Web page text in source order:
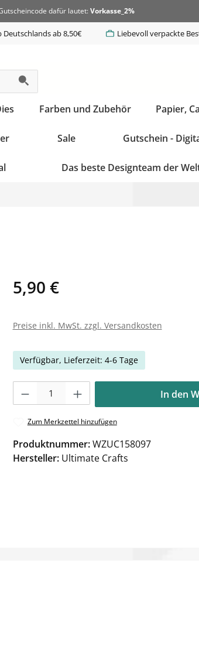
dafür lautet: Vorkasse_2%
ab 8,50€ Liebevoll verpackte
Farben und Zubehör Papier,
Sale Gutschein -
Das beste Designteam der
5,90 €
Preise inkl. MwSt. zzgl. Versandkosten
Verfügbar, Lieferzeit: 4-6 Tage
In den
Zum Merkzettel hinzufügen
Produktnummer:WZUC158097
Hersteller: Ultimate Crafts